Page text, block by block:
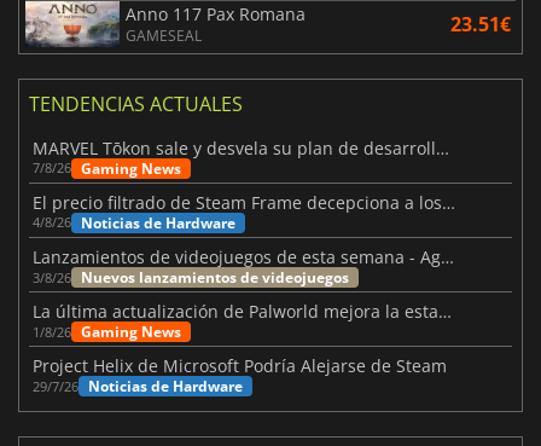
Anno 117 Pax Romana
GAMESEAL 23.51€
TENDENCIAS ACTUALES
MARVEL Tōkon sale y desvela su plan de desarrollo para el primer año
7/8/26 Gaming News
El precio filtrado de Steam Frame decepciona a los usuarios
4/8/26 Noticias de Hardware
Lanzamientos de videojuegos de esta semana - Agosto de 2026 (semana 32)
3/8/26 Nuevos lanzamientos de videojuegos
La última actualización de Palworld mejora la estabilidad
1/8/26 Gaming News
Project Helix de Microsoft Podría Alejarse de Steam
29/7/26 Noticias de Hardware